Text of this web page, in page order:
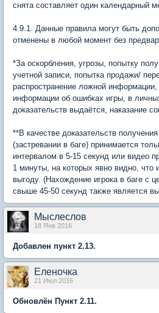
снята составляет один календарный
4.9.1. Данные правила могут быть
отменены в любой момент без
*За оскорбления, угрозы, попытку
учетной записи, попытка продажи/
распространение ложной информации,
информации об ошибках игры, в
доказательств выдаётся, наказание
**В качестве доказательств
(застревании в баге) принимается
интервалом в 5-15 секунд или видео
1 минуты, на которых явно видно, что
выгоду. (Нахождение игрока в баге с
свыше 45-50 секунд также является
Мыслеслов
18 Янв 2016
Добавлен пункт 2.13.
Еленочка
21 Июл 2016
Обновлён Пункт 2.11.